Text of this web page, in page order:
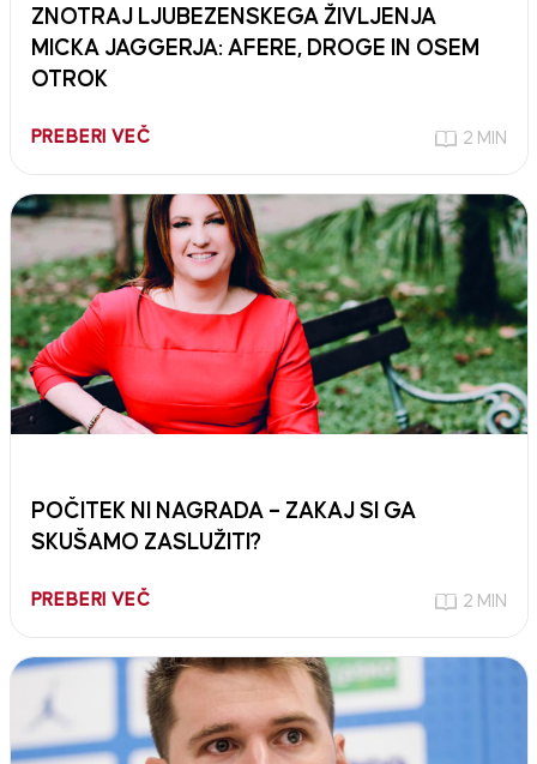
ZNOTRAJ LJUBEZENSKEGA ŽIVLJENJA
MICKA JAGGERJA: AFERE, DROGE IN OSEM
OTROK
PREBERI VEČ 2 MIN
POČITEK NI NAGRADA – ZAKAJ SI GA
SKUŠAMO ZASLUŽITI?
PREBERI VEČ 2 MIN